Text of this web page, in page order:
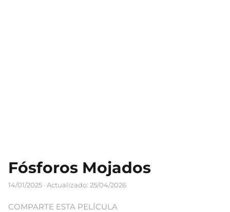
Fósforos Mojados
14/01/2025 · Actualizado: 25/04/2026
COMPARTE ESTA PELÍCULA